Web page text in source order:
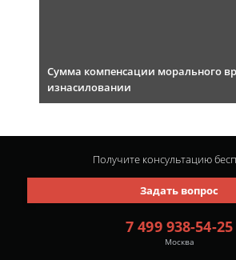
Сумма компенсации морального
изнасиловании
7 499 938-54-25
Москва
Задать вопрос
Получите консультацию